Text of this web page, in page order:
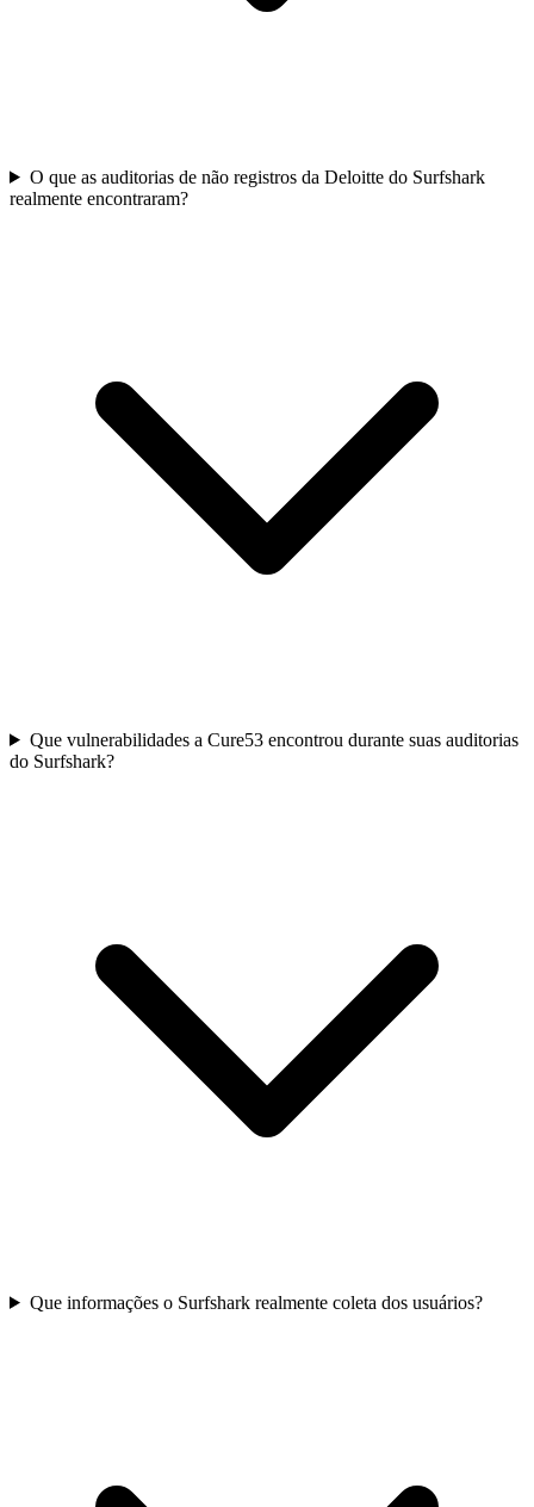
O que as auditorias de não registros da Deloitte do Surfshark
realmente encontraram?
Que vulnerabilidades a Cure53 encontrou durante suas auditorias
do Surfshark?
Que informações o Surfshark realmente coleta dos usuários?